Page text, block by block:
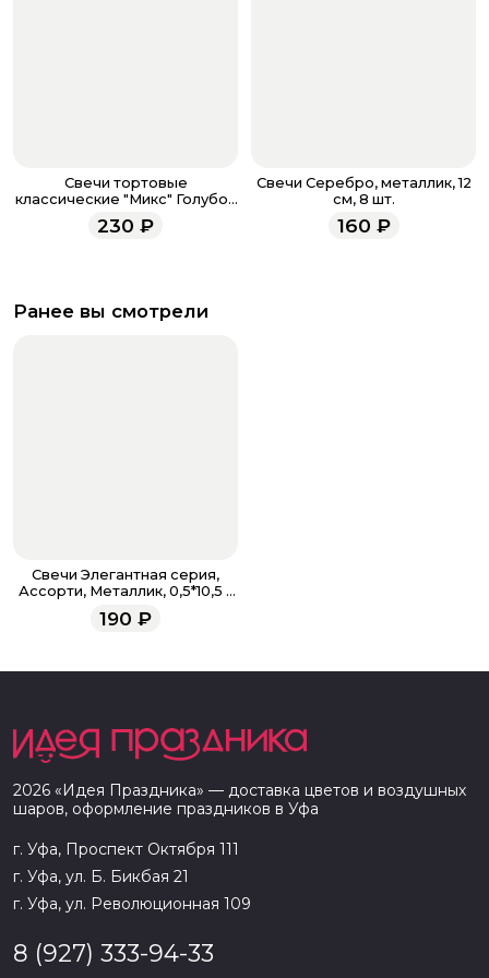
Свечи тортовые
классические "Микс" Голубой
/ Серебро / 10 шт., 15 см /
230 ₽
Свечи Серебро, металлик, 12
см, 8 шт.
160 ₽
Ранее вы смотрели
Свечи Элегантная серия,
Ассорти, Металлик, 0,5*10,5 +
5 см, 10 шт. с держат.
190 ₽
2026 «Идея Праздника» — доставка цветов и воздушных
шаров, оформление праздников в Уфа
г. Уфа, Проспект Октября 111
г. Уфа, ул. Б. Бикбая 21
г. Уфа, ул. Революционная 109
8 (927) 333-94-33